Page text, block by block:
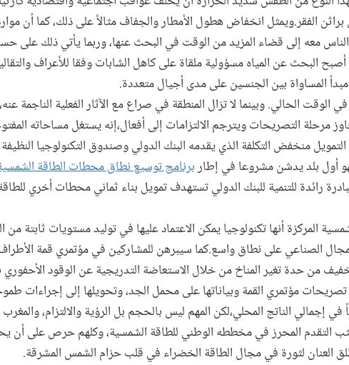
الفقر.ويمثل انخفاض هطول الأمطار والجفاف مثالاً على ذلك، كما أن
معه إلى قضاء المزيد من الوقت في البحث عنها، وربما يأتي ذلك على
البحث عن المياه مسؤولية ملقاة على كاهل الشابات وفقا للأعراف
المساواة بين الجنسين على مدى أجيال متعددة.
الوقت الحالي. وبينما لا تزال المنطقة في صراع مع الآثار الفعلية الناجمة
مرحلة التصريحات ويترجم الالتزامات إلى أفعال،إنه يستغل مساحاته
منخفض التكلفة الذي يقدمه البنك الدولي وصندوق التكنولوجيا
أول بلد يدشن مشروعا في إطاربرنامج توسيع نطاق محطات الطاقة
رائدة للتنمية للبنك الدولي تستهدف تمويل بناء ثماني محطات أخري
المركزة أنها تكنولوجيا يمكن الاعتماد عليها في توليد مستويات ثابتة
الصناعي على نطاق واسع.كما سيبرهن للمشاركين في مؤتمري قمة
من حدة تغير المناخ من خلال الاستعاضة التدريجية عن الوقود
مؤتمري القمة وبياناتها على محمل الجد، وتحويلها إلى إجراءات
في إجمالي الناتج المحلي،لكن المهم ليس بالحجم بل الرؤية والالتزام،
التقدم المحرز في مخططه الوطني للطاقة الشمسية، وكلهم حرص على أن
العنان لثورة في مجال الطاقة الخضراء في قلب حزام الشمس المشرقة.